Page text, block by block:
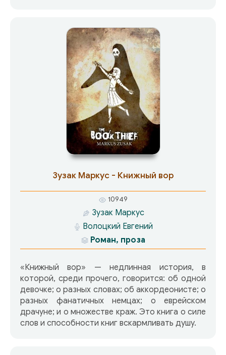
любит поживиться чужим добром. У каждого в
Доме есть своя кличка, и один день в нем
порой вмещает столько, сколько нам, в
Наружности, не прожить и за целую жизнь.
Каждого Дом принимает или отвергает. Дом
хранит уйму тайн, и банальные «скелеты в
шкафах» — лишь самый понятный угол того
незримого мира, куда нет хода из Наружности,
где перестают действовать привычные законы
пространства-времени. Дом — это нечто
гораздо большее, чем интернат для детей, от
которых отказались родители. Дом — это их
отдельная вселенная. От исполнителяО книге
написано очень много. «Дом…» признан
официально (премия «Большая книга») и
огромной читательской аудиторией. Книга
странная, с необычной судьбой, в которой,
может, и содержится ключ. Мариам много лет
уходила в нее, как в убежище, тайный приют от
тягот военной жизни. Наблюдательность
художника и острый ум сделали этот
потаенный Дом очень убедительным и
насыщенным красками и деталями. Так эту
книгу и читаешь, просто входя в нее и
оглядываясь. Читая во второй раз, замечаешь
незамеченное, лучше понимаешь знакомое,
смакуешь, сочувствуешь. Слушаешь музыку.
Словом, живешь. Живешь словом. А что еще
Зузак Маркус - Книжный вор
10949
Зузак Маркус
Волоцкий Евгений
Роман, проза
«Книжный вор» — недлинная история, в
которой, среди прочего, говорится: об одной
девочке; о разных словах; об аккордеонисте; о
разных фанатичных немцах; о еврейском
драчуне; и о множестве краж. Это книга о силе
слов и способности книг вскармливать душу.